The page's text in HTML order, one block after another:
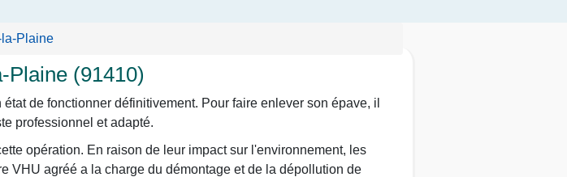
la-Plaine
Plaine (91410)
de fonctionner définitivement. Pour faire enlever son épave, il
professionnel et adapté.
opération. En raison de leur impact sur l'environnement, les
VHU agréé a la charge du démontage et de la dépollution de